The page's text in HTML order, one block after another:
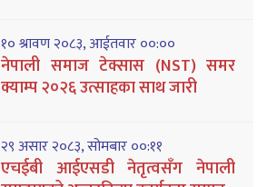
१० श्रावण २०८३, आईतवार ००:००
नेपाली समाज टेक्सास (NST) समर
क्याम्प २०२६ उत्साहका साथ जारी
२९ असार २०८३, सोमबार ००:११
एचईबी आईएसडी नेतृत्वसँग नेपाली